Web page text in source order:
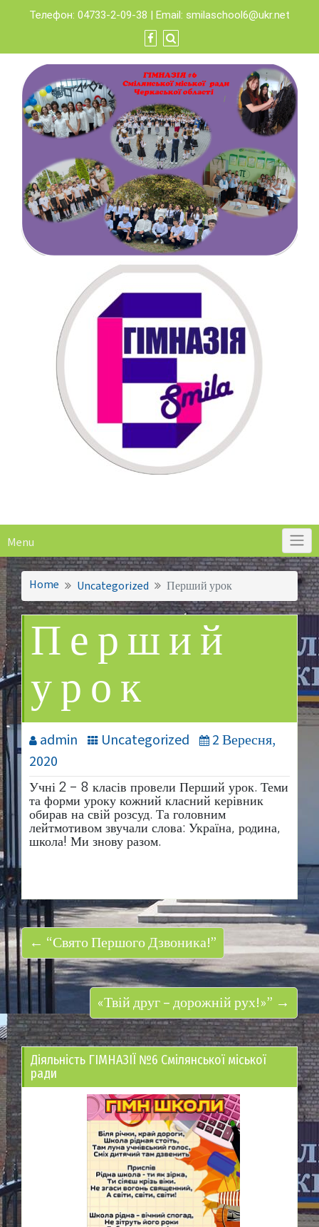
content
Телефон: 04733-2-09-38 | Email: smilaschool6@ukr.net
Menu
Home Uncategorized Перший урок
Перший
урок
admin Uncategorized
2 Вересня,
2020
Учні 2 – 8 класів провели Перший урок. Теми
та форми уроку кожний класний керівник
обирав на свій розсуд. Та головним
лейтмотивом звучали слова: Україна, родина,
школа! Ми знову разом.
← “Свято Першого Дзвоника!”
«Твій друг – дорожній рух!»” →
Діяльність ГІМНАЗІЇ №6 Смілянської міської
ради